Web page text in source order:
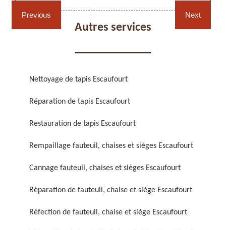
Réparation de fauteuil,
chaise et siège 59
Réfection de fauteuil,
Rénovation de fauteuil,
Nettoyage de fauteuil,
Previous Next
Autres services
Nettoyage de tapis Escaufourt
Réparation de tapis Escaufourt
Restauration de tapis Escaufourt
Rempaillage fauteuil, chaises et sièges Escaufourt
Cannage fauteuil, chaises et sièges Escaufourt
Réparation de fauteuil, chaise et siège Escaufourt
Réfection de fauteuil, chaise et siège Escaufourt